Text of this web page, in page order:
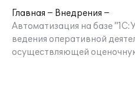
Главная
Внедрения
Автоматизация на базе
ведения оперативной
осуществляющей